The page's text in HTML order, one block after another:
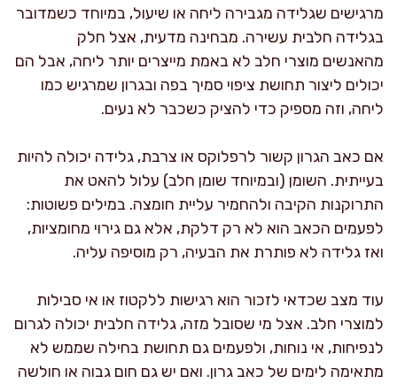
מרגישים שגלידה מגבירה ליחה או שיעול, במיוחד כשמדובר
בגלידה חלבית עשירה. מבחינה מדעית, אצל חלק
מהאנשים מוצרי חלב לא באמת מייצרים יותר ליחה, אבל הם
יכולים ליצור תחושת ציפוי סמיך בפה ובגרון שמרגיש כמו
ליחה, וזה מספיק כדי להציק כשכבר לא נעים.
אם כאב הגרון קשור לרפלוקס או צרבת, גלידה יכולה להיות
בעייתית. השומן (ובמיוחד שומן חלב) עלול להאט את
התרוקנות הקיבה ולהחמיר עליית חומצה. במילים פשוטות:
לפעמים הכאב הוא לא רק דלקת, אלא גם גירוי מחומציות,
ואז גלידה לא פותרת את הבעיה, רק מוסיפה עליה.
עוד מצב שכדאי לזכור הוא רגישות ללקטוז או אי סבילות
למוצרי חלב. אצל מי שסובל מזה, גלידה חלבית יכולה לגרום
לנפיחות, אי נוחות, ולפעמים גם תחושת בחילה שממש לא
מתאימה לימים של כאב גרון. ואם יש גם חום גבוה או חולשה